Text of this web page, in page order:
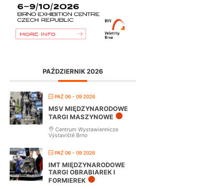
PAŹDZIERNIK 2026
PAŹ 06 - 09 2026
MSV MIĘDZYNARODOWE
TARGI MASZYNOWE
Centrum Wystawiennicze
Výstaviště Brno
PAŹ 06 - 09 2026
IMT MIĘDZYNARODOWE
TARGI OBRABIAREK I
FORMIEREK